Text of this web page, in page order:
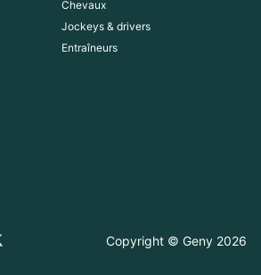
Chevaux
Jockeys & drivers
Entraîneurs
Copyright © Geny 2026